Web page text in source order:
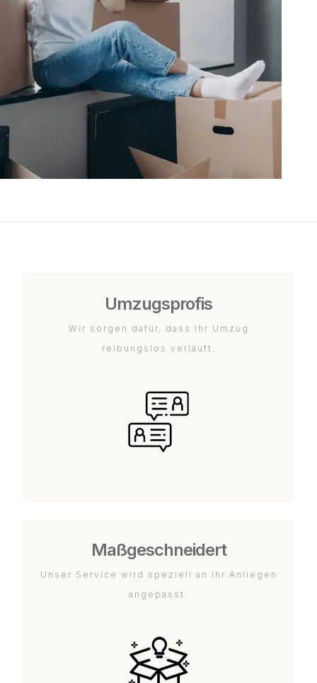
Umzugsprofis
Wir sorgen dafür, dass Ihr Umzug
reibungslos verläuft.
Maßgeschneidert
Unser Service wird speziell an Ihr Anliegen
angepasst.